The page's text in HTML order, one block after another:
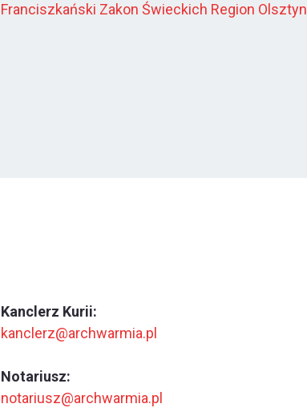
Franciszkański Zakon Świeckich Region Olsztyn
Kanclerz Kurii:
kanclerz@archwarmia.pl
Notariusz:
notariusz@archwarmia.pl